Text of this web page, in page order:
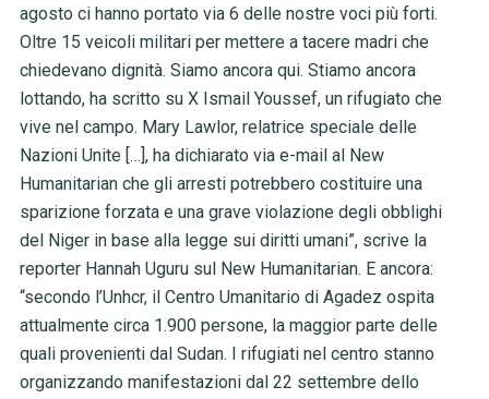
agosto ci hanno portato via 6 delle nostre voci più forti.
Oltre 15 veicoli militari per mettere a tacere madri che
chiedevano dignità. Siamo ancora qui. Stiamo ancora
lottando, ha scritto su X Ismail Youssef, un rifugiato che
vive nel campo. Mary Lawlor, relatrice speciale delle
Nazioni Unite […], ha dichiarato via e-mail al New
Humanitarian che gli arresti potrebbero costituire una
sparizione forzata e una grave violazione degli obblighi
del Niger in base alla legge sui diritti umani”, scrive la
reporter Hannah Uguru sul New Humanitarian. E ancora:
“secondo l’Unhcr, il Centro Umanitario di Agadez ospita
attualmente circa 1.900 persone, la maggior parte delle
quali provenienti dal Sudan. I rifugiati nel centro stanno
organizzando manifestazioni dal 22 settembre dello